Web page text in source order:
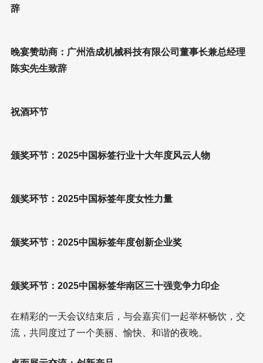
2025中国标签东莞年会交流晚宴暨年度
颁奖晚宴
主办方：红动传媒总经理涂圣文先生致辞
总冠名：广东阿诺捷喷墨科技有限公司董事长龚煌女士致
颁奖环节：2025中国标签行业十大年度风云人物